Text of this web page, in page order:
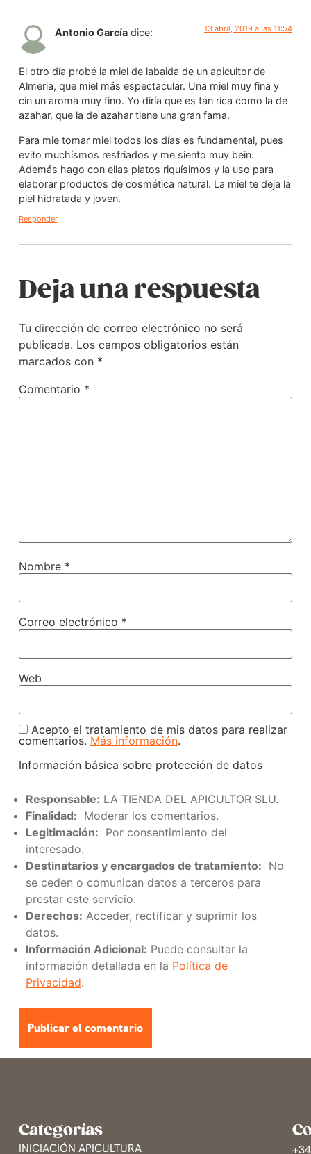
Antonio García dice: 13 abril, 2019 a las 11:54
El otro día probé la miel de labaida de un apicultor de
Almeria, que miel más espectacular. Una miel muy fina y
cin un aroma muy fino. Yo diría que es tán rica como la de
azahar, que la de azahar tiene una gran fama.
Para mie tomar miel todos los días es fundamental, pues
evito muchísmos resfriados y me siento muy bein.
Además hago con ellas platos riquísimos y la uso para
elaborar productos de cosmética natural. La miel te deja la
piel hidratada y joven.
Responder
Deja una respuesta
Tu dirección de correo electrónico no será
publicada. Los campos obligatorios están
marcados con *
Comentario *
Nombre *
Correo electrónico *
Web
Acepto el tratamiento de mis datos para realizar
comentarios. Más información.
Información básica sobre protección de datos
Responsable: LA TIENDA DEL APICULTOR SLU.
Finalidad: Moderar los comentarios.
Legitimación: Por consentimiento del
interesado.
Destinatarios y encargados de tratamiento: No
se ceden o comunican datos a terceros para
prestar este servicio.
Derechos: Acceder, rectificar y suprimir los
datos.
Información Adicional: Puede consultar la
información detallada en la Política de
Privacidad.
Categorías
INICIACIÓN APICULTURA